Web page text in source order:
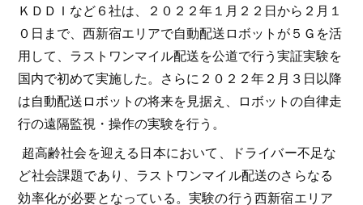
ＫＤＤＩなど６社は、２０２２年１月２２日から２月１
０日まで、西新宿エリアで自動配送ロボットが５Ｇを活
用して、ラストワンマイル配送を公道で行う実証実験を
国内で初めて実施した。さらに２０２２年２月３日以降
は自動配送ロボットの将来を見据え、ロボットの自律走
行の遠隔監視・操作の実験を行う。
超高齢社会を迎える日本において、ドライバー不足な
ど社会課題であり、ラストワンマイル配送のさらなる
効率化が必要となっている。実験の行う西新宿エリア